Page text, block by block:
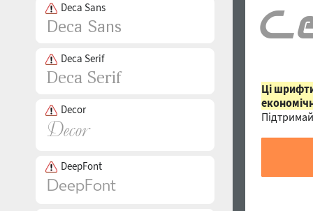
Deca Sans
Deca Serif
Decor
DeepFont
Ці